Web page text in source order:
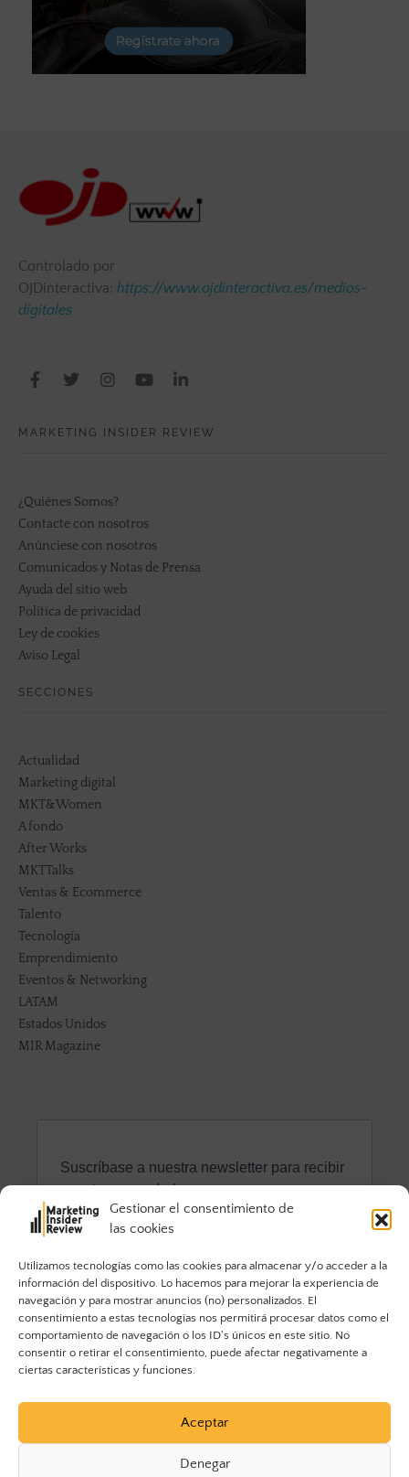
Gestionar el consentimiento de
las cookies
Utilizamos tecnologías como las cookies para almacenar y/o acceder a la
información del dispositivo. Lo hacemos para mejorar la experiencia de
navegación y para mostrar anuncios (no) personalizados. El
consentimiento a estas tecnologías nos permitirá procesar datos como el
comportamiento de navegación o los ID's únicos en este sitio. No
consentir o retirar el consentimiento, puede afectar negativamente a
ciertas características y funciones.
Aceptar
Denegar
Controlado por
OJDinteractiva: https://www.ojdinteractiva.es/medios-
digitales
MARKETING INSIDER REVIEW
¿Quiénes Somos?
Contacte con nosotros
Anúnciese con nosotros
Comunicados y Notas de Prensa
Ayuda del sitio web
Política de privacidad
Ley de cookies
Aviso Legal
SECCIONES
Actualidad
Marketing digital
MKT&Women
A fondo
After Works
MKTTalks
Ventas & Ecommerce
Talento
Tecnología
Emprendimiento
Eventos & Networking
LATAM
Estados Unidos
MIR Magazine